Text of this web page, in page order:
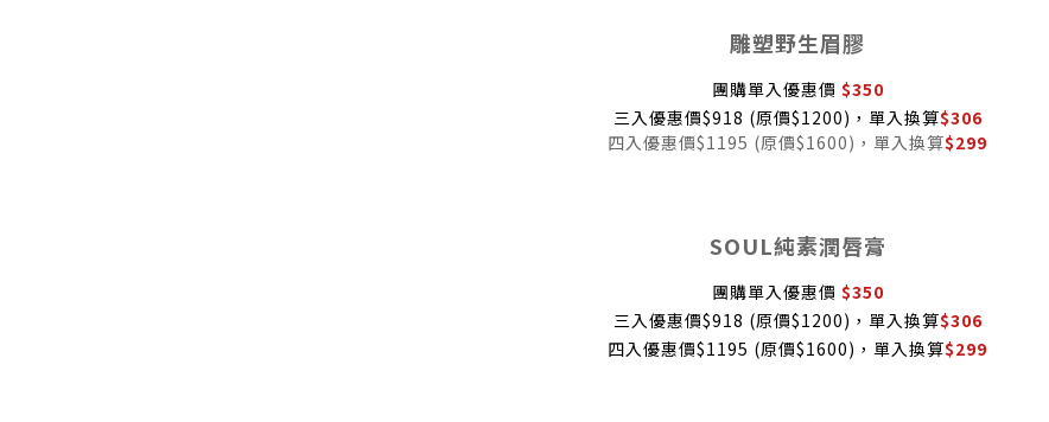
雕塑野生眉膠
團購單入優惠價 $350
三入優惠價$918 (原價$1200)，單入換算$306
四入優惠價$1195 (原價$1600)，單入換算$299
SOUL純素潤唇膏
團購單入優惠價 $350
三入優惠價$918 (原價$1200)，單入換算$306
四入優惠價$1195 (原價$1600)，單入換算$299